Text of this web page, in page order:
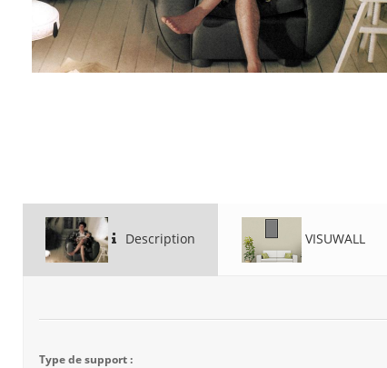
Description VISUWALL
Type de support :